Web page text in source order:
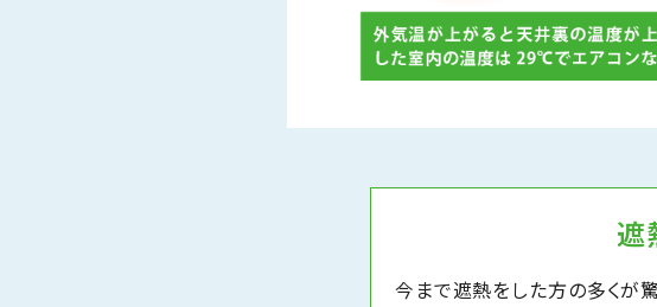
遮
今まで遮熱をした方の多くが